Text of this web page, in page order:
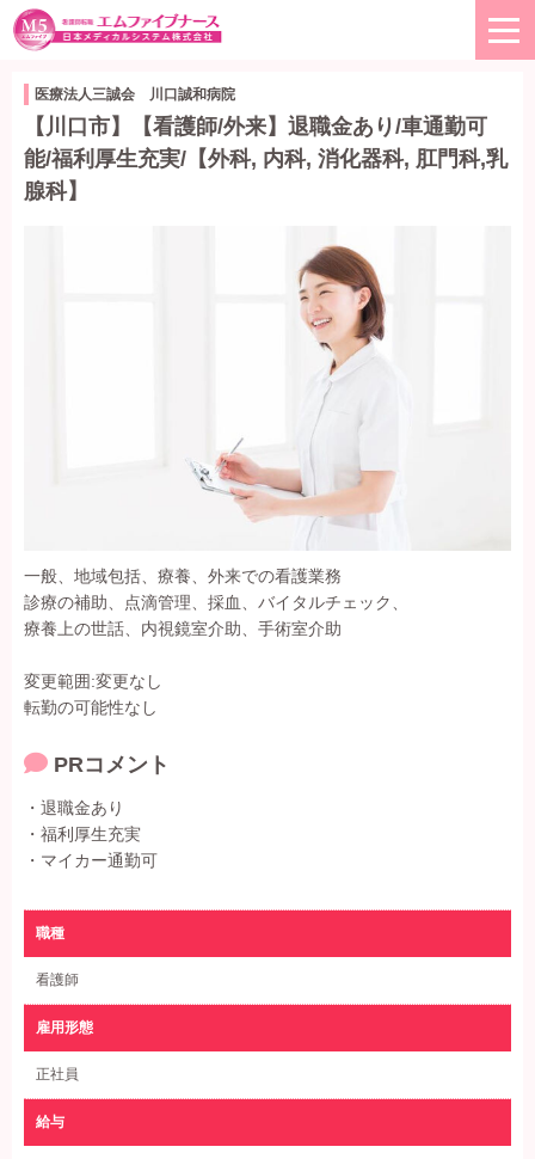
医療法人三誠会 川口誠和病院
【川口市】【看護師/外来】退職金あり/車通勤可
能/福利厚生充実/【外科, 内科, 消化器科, 肛門科,乳
腺科】
一般、地域包括、療養、外来での看護業務
診療の補助、点滴管理、採血、バイタルチェック、
療養上の世話、内視鏡室介助、手術室介助
変更範囲:変更なし
転勤の可能性なし
PRコメント
・退職金あり
・福利厚生充実
・マイカー通勤可
職種
看護師
雇用形態
正社員
給与